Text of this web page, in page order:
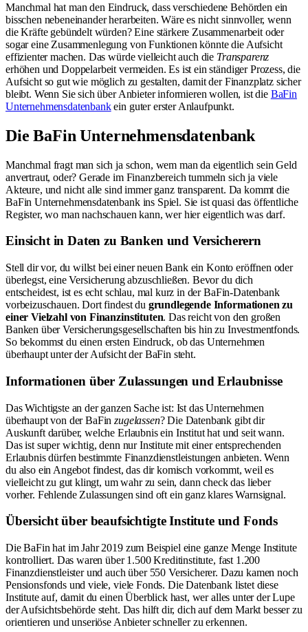
Manchmal hat man den Eindruck, dass verschiedene Behörden ein
bisschen nebeneinander herarbeiten. Wäre es nicht sinnvoller, wenn
die Kräfte gebündelt würden? Eine stärkere Zusammenarbeit oder
sogar eine Zusammenlegung von Funktionen könnte die Aufsicht
effizienter machen. Das würde vielleicht auch die Transparenz
erhöhen und Doppelarbeit vermeiden. Es ist ein ständiger Prozess, die
Aufsicht so gut wie möglich zu gestalten, damit der Finanzplatz sicher
bleibt. Wenn Sie sich über Anbieter informieren wollen, ist die BaFin
Unternehmensdatenbankein guter erster Anlaufpunkt.
Die BaFin Unternehmensdatenbank
Manchmal fragt man sich ja schon, wem man da eigentlich sein Geld
anvertraut, oder? Gerade im Finanzbereich tummeln sich ja viele
Akteure, und nicht alle sind immer ganz transparent. Da kommt die
BaFin Unternehmensdatenbank ins Spiel. Sie ist quasi das öffentliche
Register, wo man nachschauen kann, wer hier eigentlich was darf.
Einsicht in Daten zu Banken und Versicherern
Stell dir vor, du willst bei einer neuen Bank ein Konto eröffnen oder
überlegst, eine Versicherung abzuschließen. Bevor du dich
entscheidest, ist es echt schlau, mal kurz in der BaFin-Datenbank
vorbeizuschauen. Dort findest du grundlegende Informationen zu
einer Vielzahl von Finanzinstituten. Das reicht von den großen
Banken über Versicherungsgesellschaften bis hin zu Investmentfonds.
So bekommst du einen ersten Eindruck, ob das Unternehmen
überhaupt unter der Aufsicht der BaFin steht.
Informationen über Zulassungen und Erlaubnisse
Das Wichtigste an der ganzen Sache ist: Ist das Unternehmen
überhaupt von der BaFinzugelassen? Die Datenbank gibt dir
Auskunft darüber, welche Erlaubnis ein Institut hat und seit wann.
Das ist super wichtig, denn nur Institute mit einer entsprechenden
Erlaubnis dürfen bestimmte Finanzdienstleistungen anbieten. Wenn
du also ein Angebot findest, das dir komisch vorkommt, weil es
vielleicht zu gut klingt, um wahr zu sein, dann check das lieber
vorher. Fehlende Zulassungen sind oft ein ganz klares Warnsignal.
Übersicht über beaufsichtigte Institute und Fonds
Die BaFin hat im Jahr 2019 zum Beispiel eine ganze Menge Institute
kontrolliert. Das waren über 1.500 Kreditinstitute, fast 1.200
Finanzdienstleister und auch über 550 Versicherer. Dazu kamen noch
Pensionsfonds und viele, viele Fonds. Die Datenbank listet diese
Institute auf, damit du einen Überblick hast, wer alles unter der Lupe
der Aufsichtsbehörde steht. Das hilft dir, dich auf dem Markt besser zu
orientieren und unseriöse Anbieter schneller zu erkennen.